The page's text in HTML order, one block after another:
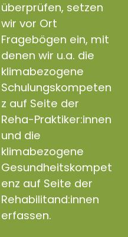
überprüfen, setzen
wir vor Ort
Fragebögen ein, mit
denen wir u.a. die
klimabezogene
Schulungskompeten
z auf Seite der
Reha-Praktiker:innen
und die
klimabezogene
Gesundheitskompet
enz auf Seite der
Rehabilitand:innen
erfassen.